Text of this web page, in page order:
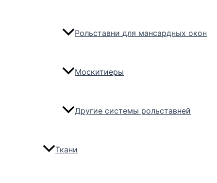
Рольставни для мансардных окон
Москитиеры
Другие системы рольставней
Ткани